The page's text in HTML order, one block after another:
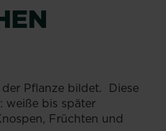
Pflanze bildet. Diese
weiße bis später
Früchten und